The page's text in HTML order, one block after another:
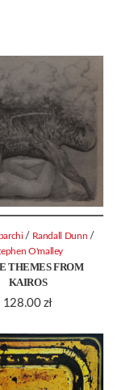
THEMES FROM
KAIROS
128.00 zł
/ Randall Dunn /
O'malley